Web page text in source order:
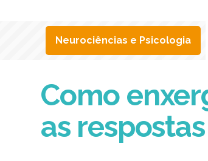
Neurociências e Psicologia
Como
as